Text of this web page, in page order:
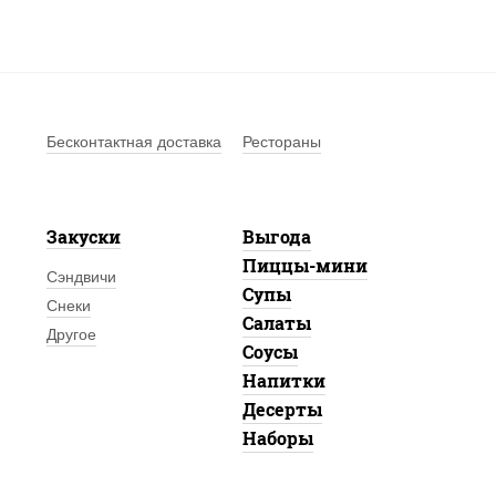
Бесконтактная доставка Рестораны
Закуски
Сэндвичи
Снеки
Другое
Выгода
Пиццы-мини
Супы
Салаты
Соусы
Напитки
Десерты
Наборы